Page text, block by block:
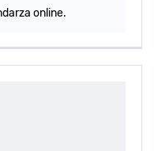
online.